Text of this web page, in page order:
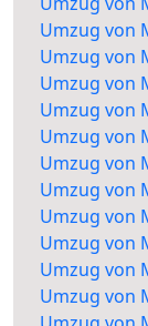
Umzug von
Umzug von
Umzug von
Umzug von
Umzug von
Umzug von
Umzug von
Umzug von
Umzug von
Umzug von
Umzug von